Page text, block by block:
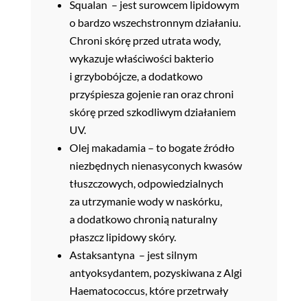
Squalan – jest surowcem lipidowym
o bardzo wszechstronnym działaniu.
Chroni skórę przed utrata wody,
wykazuje właściwości bakterio
i grzybobójcze, a dodatkowo
przyśpiesza gojenie ran oraz chroni
skórę przed szkodliwym działaniem
UV.
Olej makadamia – to bogate źródło
niezbędnych nienasyconych kwasów
tłuszczowych, odpowiedzialnych
za utrzymanie wody w naskórku,
a dodatkowo chronią naturalny
płaszcz lipidowy skóry.
Astaksantyna – jest silnym
antyoksydantem, pozyskiwana z Algi
Haematococcus, które przetrwały